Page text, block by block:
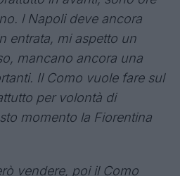
Manager
tante cose da dire, il 29
panel, delle lezioni, ci
Ludovico Rossini e
mercato finora è stato
il Milan che insieme alla
Il meglio deve ancora